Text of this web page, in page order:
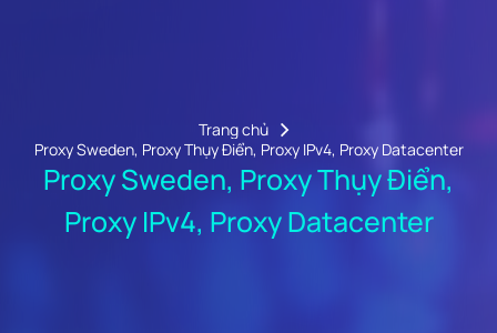
Trang chủ
Proxy Sweden, Proxy Thụy Điển, Proxy IPv4, Proxy Datacenter
Proxy Sweden, Proxy Thụy Điển,
Proxy IPv4, Proxy Datacenter